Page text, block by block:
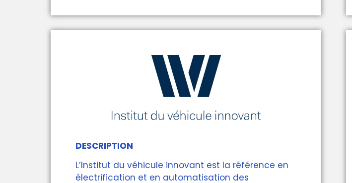
DESCRIPTION
L’Institut du véhicule innovant est la référence en
électrification et en automatisation des